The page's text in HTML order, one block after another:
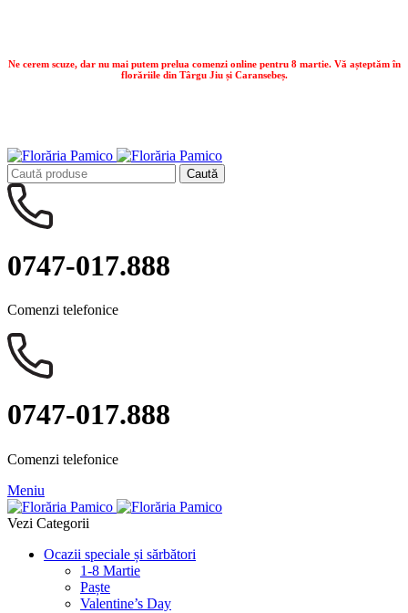
Ne cerem scuze, dar nu mai putem prelua comenzi online pentru 8 martie. Vă așteptăm în
florăriile din Târgu Jiu și Caransebeș.
Caută
0747-017.888
Comenzi telefonice
0747-017.888
Comenzi telefonice
Meniu
Vezi Categorii
Ocazii speciale și sărbători
1-8 Martie
Paște
Valentine’s Day